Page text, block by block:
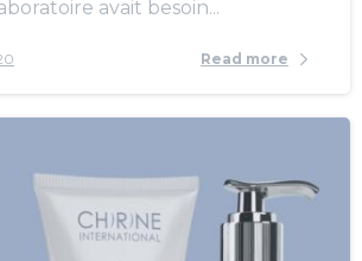
avait besoin...
Read more